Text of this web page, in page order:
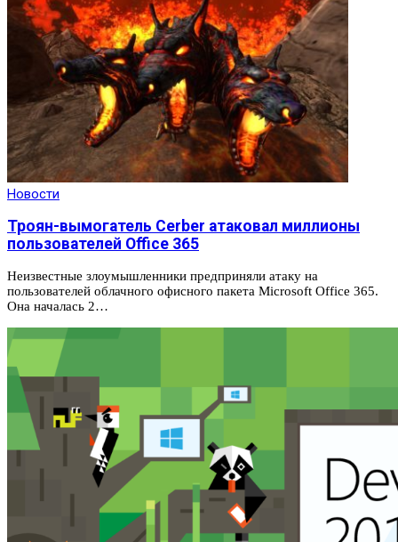
Новости
Троян-вымогатель Cerber атаковал миллионы
пользователей Office 365
Неизвестные злоумышленники предприняли атаку на
пользователей облачного офисного пакета Microsoft Office 365.
Она началась 2…